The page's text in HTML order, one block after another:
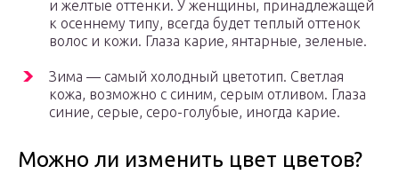
и желтые оттенки. У женщины, принадлежащей
к осеннему типу, всегда будет теплый оттенок
волос и кожи. Глаза карие, янтарные, зеленые.
Зима — самый холодный цветотип. Светлая
кожа, возможно с синим, серым отливом. Глаза
синие, серые, серо-голубые, иногда карие.
Можно ли изменить цвет цветов?